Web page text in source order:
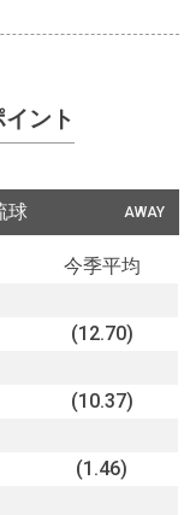
ント
AWAY
球
今季平均
(12.70)
(10.37)
(1.46)